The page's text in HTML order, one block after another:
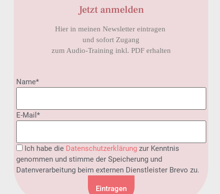
Jetzt anmelden
Hier in meinen Newsletter eintragen
und sofort Zugang
zum Audio-Training inkl. PDF erhalten
Name*
E-Mail*
Ich habe die Datenschutzerklärungzur Kenntnis
genommen und stimme der Speicherung und
Datenverarbeitung beim externen Dienstleister Brevo zu.